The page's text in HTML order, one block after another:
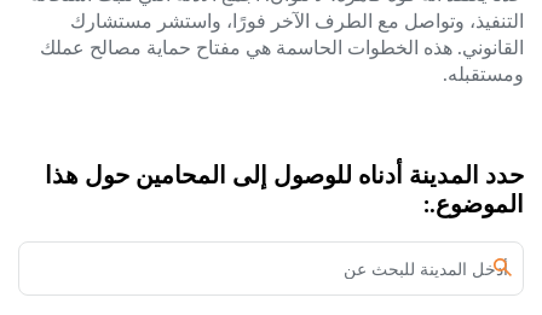
التنفيذ، وتواصل مع الطرف الآخر فورًا، واستشر مستشارك
القانوني. هذه الخطوات الحاسمة هي مفتاح حماية مصالح عملك
ومستقبله.
حدد المدينة أدناه للوصول إلى المحامين حول هذا
الموضوع.: